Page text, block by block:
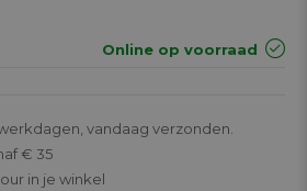
Online op voorraad
vandaag verzonden.
€ 35
in je winkel